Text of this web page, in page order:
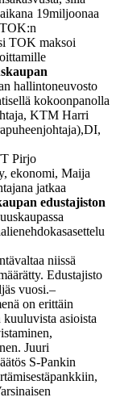
19miljoonaa
TOK maksoi
hallintoneuvosto
kokoonpanolla
KTM Harri
DI,
Pirjo
ekonomi, Maija
jatkaa
edustajiston
ehdokasasettelu
niissä
Edustajisto
vuosi.–
on erittäin
kuuluvista asioista
Juuri
S-Pankin
pankkiin,